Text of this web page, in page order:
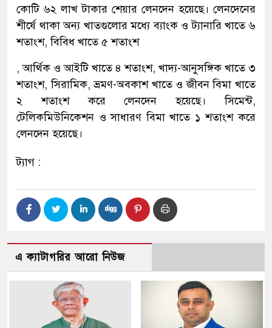
কোটি ৬২ লাখ টাকার শেয়ার লেনদেন হয়েছে। লেনদেনের
শীর্ষে থাকা অন্য খাতগুলোর মধ্যে ব্যাংক ও ট্যানারি খাতে ৬
শতাংশ, বিবিধ খাতে ৫ শতাংশ
, আর্থিক ও আইটি খাতে ৪ শতাংশ, খাদ্য-আনুসঙ্গিক খাতে ৩
শতাংশ, সিরামিক, ভ্রমণ-অবকাশ খাতে ও জীবন বিমা খাতে
২ শতাংশ করে লেনদেন হয়েছে। সিমেন্ট,
টেলিকমিউনিকেশন ও সাধারণ বিমা খাতে ১ শতাংশ করে
লেনদেন হয়েছে।
ট্যাগ :
এ ক্যাটাগরির আরো নিউজ